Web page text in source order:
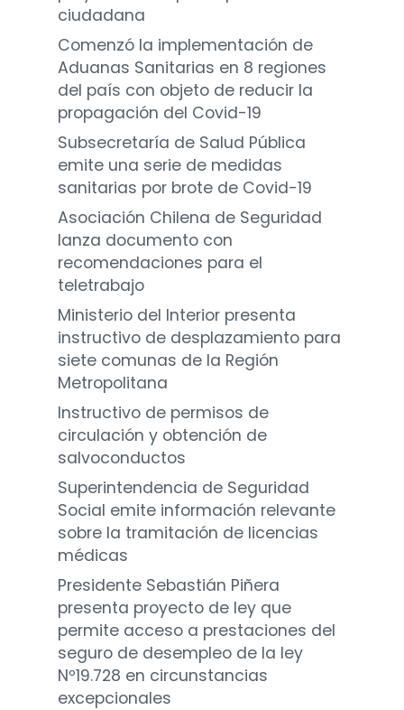
ciudadana
Comenzó la implementación de
Aduanas Sanitarias en 8 regiones
del país con objeto de reducir la
propagación del Covid-19
Subsecretaría de Salud Pública
emite una serie de medidas
sanitarias por brote de Covid-19
Asociación Chilena de Seguridad
lanza documento con
recomendaciones para el
teletrabajo
Ministerio del Interior presenta
instructivo de desplazamiento para
siete comunas de la Región
Metropolitana
Instructivo de permisos de
circulación y obtención de
salvoconductos
Superintendencia de Seguridad
Social emite información relevante
sobre la tramitación de licencias
médicas
Presidente Sebastián Piñera
presenta proyecto de ley que
permite acceso a prestaciones del
seguro de desempleo de la ley
Nº19.728 en circunstancias
excepcionales